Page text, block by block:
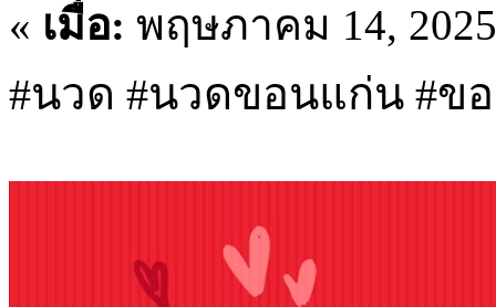
« เมื่อ: พฤษภาคม 14,
#นวด #นวดขอนแก่น #ข